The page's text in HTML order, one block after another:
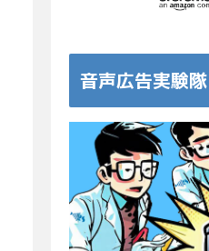
音声広告実験隊